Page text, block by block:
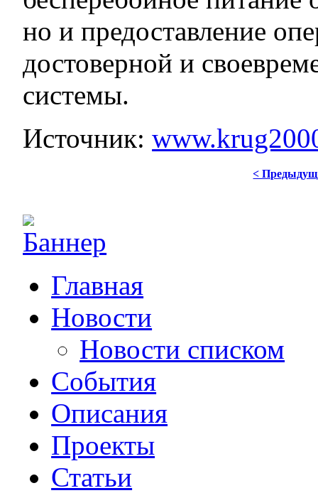
но и предоставление
достоверной и
системы.
Источник:
<
Главная
Новости
Новости списком
События
Описания
Проекты
Статьи